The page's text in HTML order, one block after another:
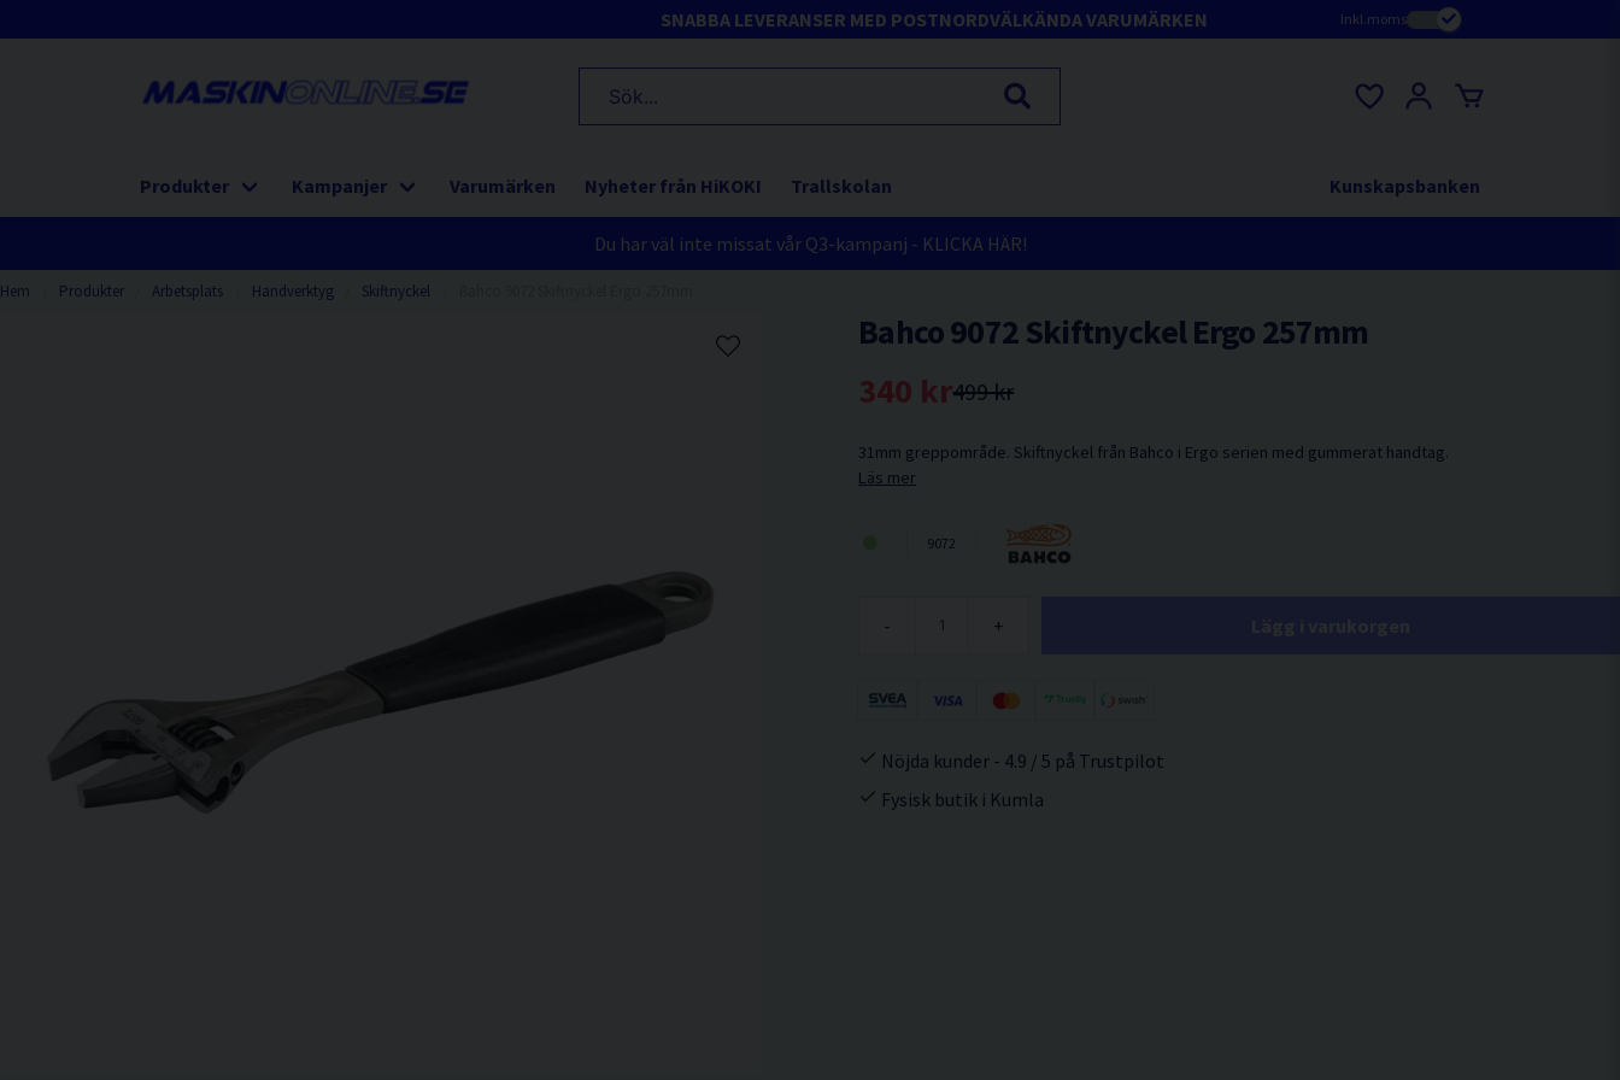
SNABBA LEVERANSER MED POSTNORDVÄLKÄNDA VARUMÄRKEN Inkl.moms
Produkter Kampanjer Varumärken Nyheter från HiKOKI Trallskolan Kunskapsbanken
Du har väl inte missat vår Q3-kampanj - KLICKA HÄR!
Hem Produkter Arbetsplats Handverktyg Skiftnyckel
Bahco 9072 Skiftnyckel Ergo 257mm
499 kr
340 kr
31mm greppområde. Skiftnyckel från Bahco i Ergo serien med gummerat handtag.
Läs mer
9072
- +
Nöjda kunder - 4.9 / 5 på Trustpilot
Fysisk butik i Kumla